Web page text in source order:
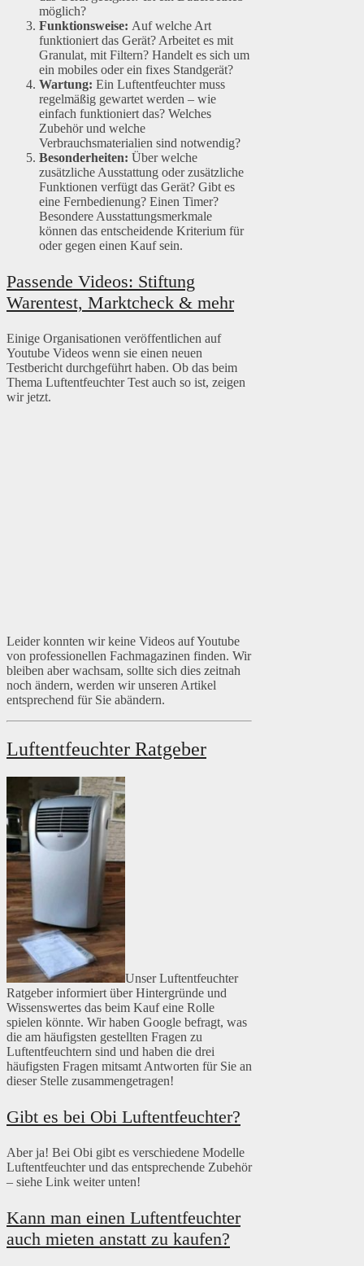
möglich?
Funktionsweise: Auf welche Art
funktioniert das Gerät? Arbeitet es mit
Granulat, mit Filtern? Handelt es sich um
ein mobiles oder ein fixes Standgerät?
Wartung: Ein Luftentfeuchter muss
regelmäßig gewartet werden – wie
einfach funktioniert das? Welches
Zubehör und welche
Verbrauchsmaterialien sind notwendig?
Besonderheiten: Über welche
zusätzliche Ausstattung oder zusätzliche
Funktionen verfügt das Gerät? Gibt es
eine Fernbedienung? Einen Timer?
Besondere Ausstattungsmerkmale
können das entscheidende Kriterium für
oder gegen einen Kauf sein.
Passende Videos: Stiftung
Warentest, Marktcheck & mehr
Einige Organisationen veröffentlichen auf
Youtube Videos wenn sie einen neuen
Testbericht durchgeführt haben. Ob das beim
Thema Luftentfeuchter Test auch so ist, zeigen
wir jetzt.
Leider konnten wir keine Videos auf Youtube
von professionellen Fachmagazinen finden. Wir
bleiben aber wachsam, sollte sich dies zeitnah
noch ändern, werden wir unseren Artikel
entsprechend für Sie abändern.
Luftentfeuchter Ratgeber
Unser Luftentfeuchter
Ratgeber informiert über Hintergründe und
Wissenswertes das beim Kauf eine Rolle
spielen könnte. Wir haben Google befragt, was
die am häufigsten gestellten Fragen zu
Luftentfeuchtern sind und haben die drei
häufigsten Fragen mitsamt Antworten für Sie an
dieser Stelle zusammengetragen!
Gibt es bei Obi Luftentfeuchter?
Aber ja! Bei Obi gibt es verschiedene Modelle
Luftentfeuchter und das entsprechende Zubehör
– siehe Link weiter unten!
Kann man einen Luftentfeuchter
auch mieten anstatt zu kaufen?